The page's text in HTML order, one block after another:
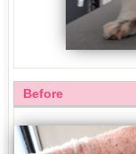
Before